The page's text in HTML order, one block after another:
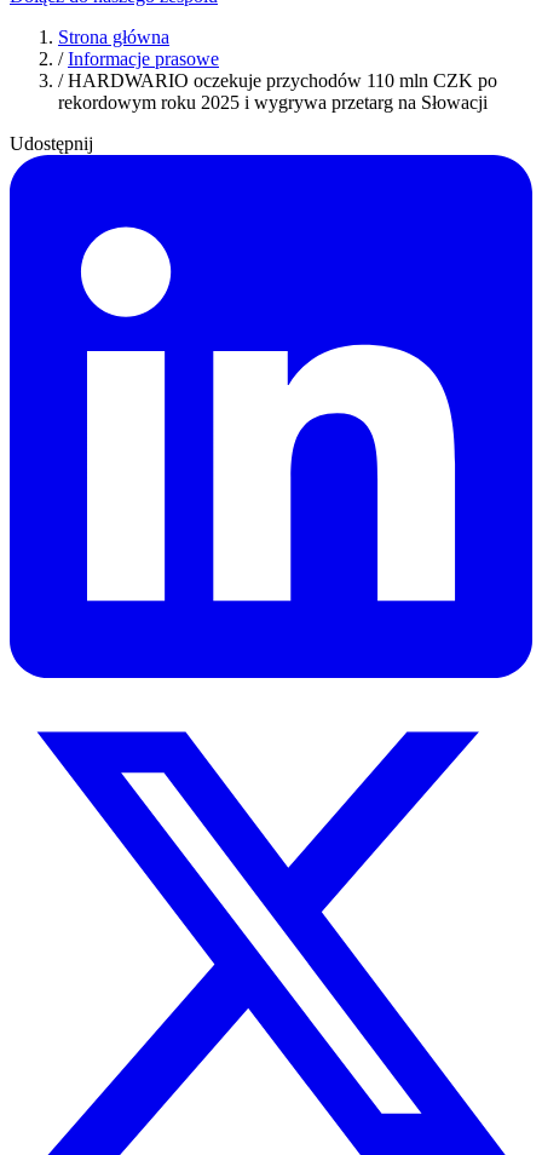
Strona główna
/ Informacje prasowe
/ HARDWARIO oczekuje przychodów 110 mln CZK po
rekordowym roku 2025 i wygrywa przetarg na Słowacji
Udostępnij